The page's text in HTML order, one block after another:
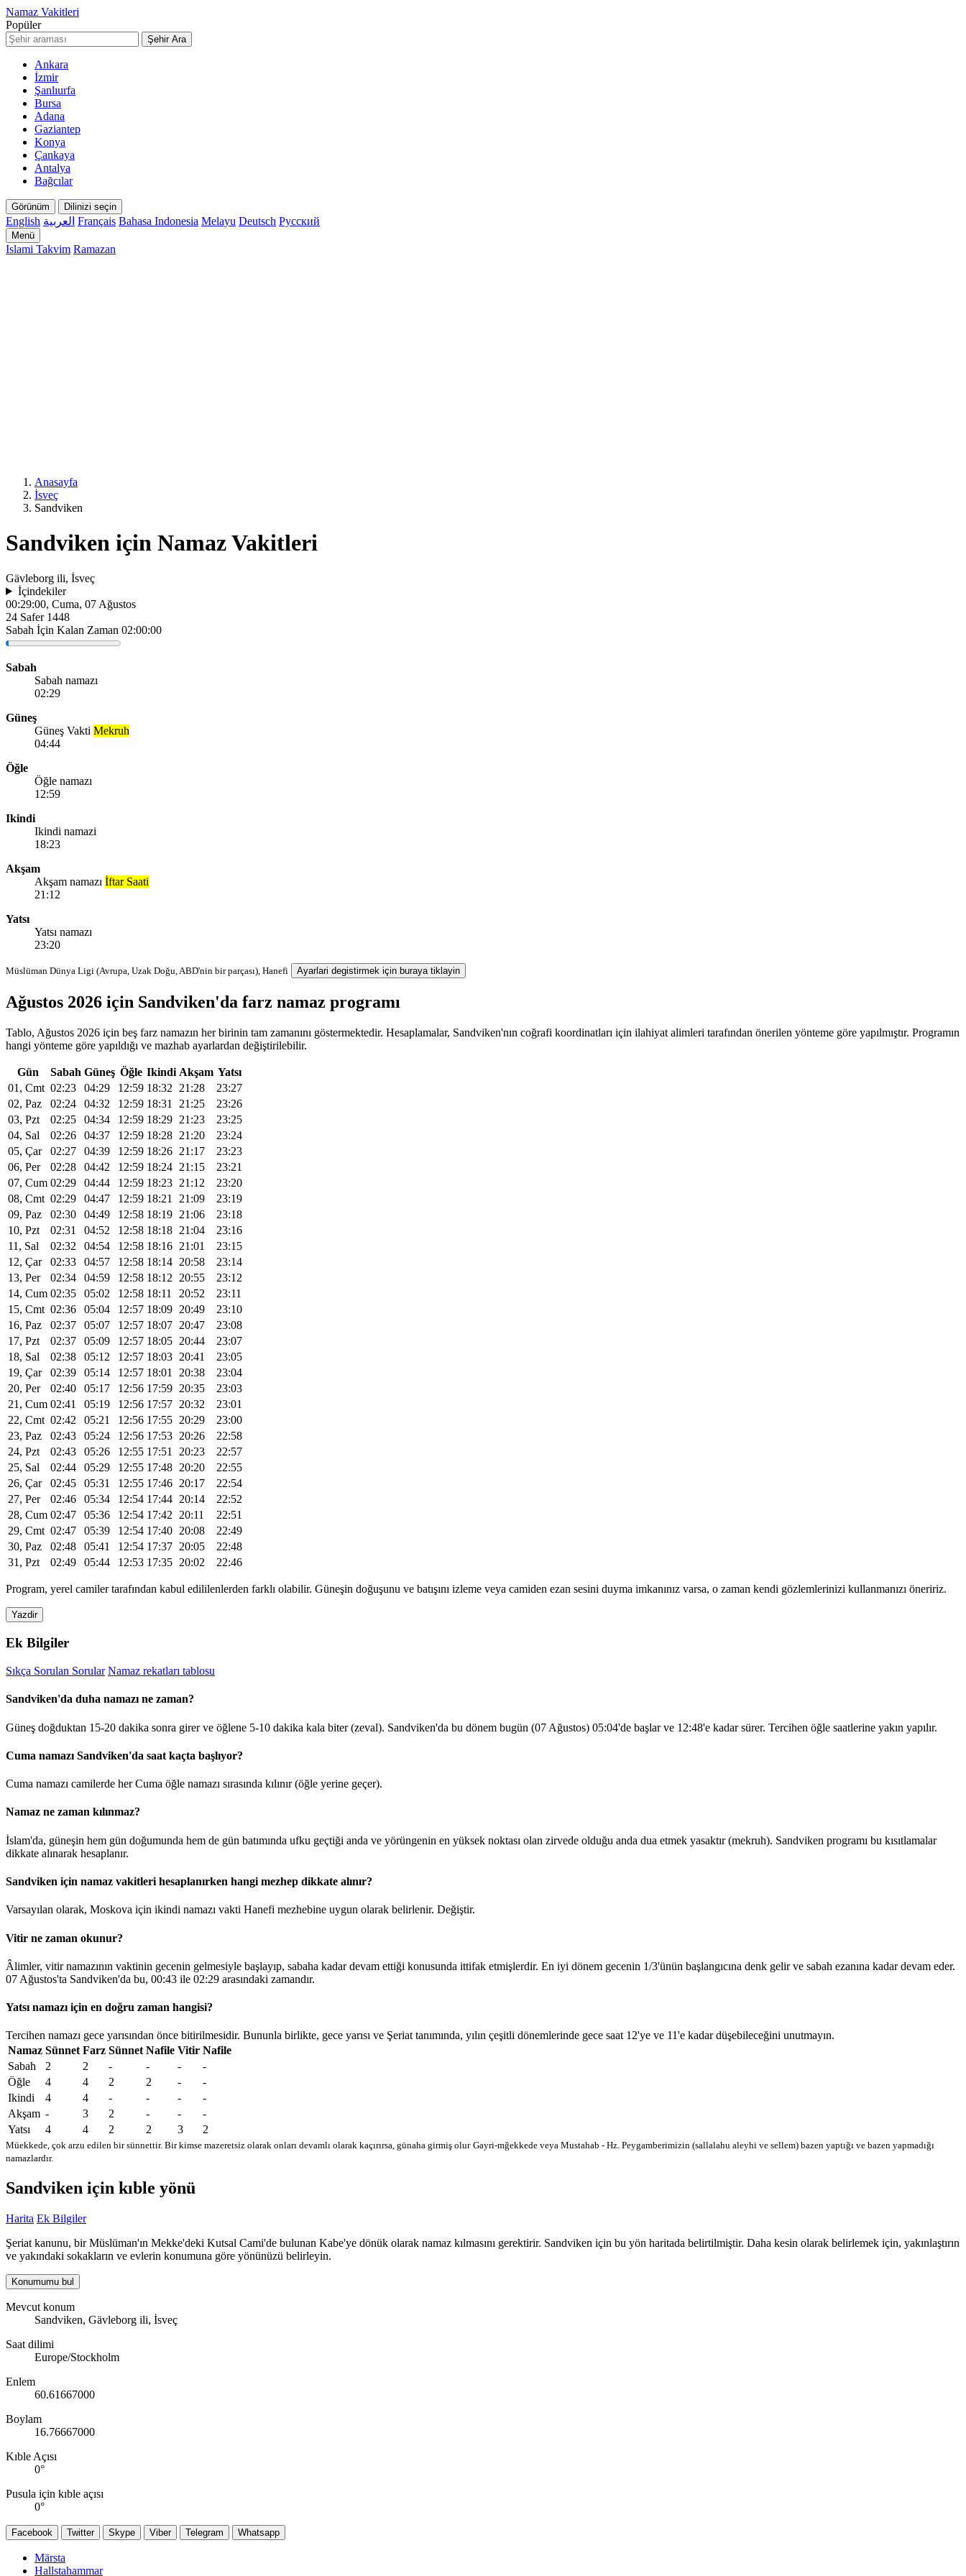
Namaz Vakitleri
Popüler
Şehir Ara
Ankara
İzmir
Şanlıurfa
Bursa
Adana
Gaziantep
Konya
Çankaya
Antalya
Bağcılar
Görünüm Dilinizi seçin
English العربية Français Bahasa Indonesia Melayu Deutsch Русский
Menü
Islami Takvim Ramazan
Anasayfa
İsveç
Sandviken
Sandviken için Namaz Vakitleri
Gävleborg ili, İsveç
İçindekiler
00:29:00, Cuma, 07 Ağustos
24 Safer 1448
Sabah İçin Kalan Zaman 02:00:00
Sabah
Sabah namazı
02:29
Güneş
Güneş Vakti Mekruh
04:44
Öğle
Öğle namazı
12:59
Ikindi
Ikindi namazi
18:23
Akşam
Akşam namazı İftar Saati
21:12
Yatsı
Yatsı namazı
23:20
Müslüman Dünya Ligi (Avrupa, Uzak Doğu, ABD'nin bir parçası), Hanefi Ayarlari degistirmek için buraya tiklayin
Ağustos 2026 için Sandviken'da farz namaz programı
Tablo, Ağustos 2026 için beş farz namazın her birinin tam zamanını göstermektedir. Hesaplamalar, Sandviken'nın coğrafi koordinatları için ilahiyat alimleri tarafından önerilen yönteme göre yapılmıştır. Programın
hangi yönteme göre yapıldığı ve mazhab ayarlardan değiştirilebilir.
Gün Sabah Güneş Öğle Ikindi Akşam Yatsı
01, Cmt 02:23 04:29 12:59 18:32 21:28
23:27
02, Paz
02:24 04:32 12:59 18:31 21:25
23:26
03, Pzt
02:25 04:34 12:59 18:29 21:23
23:25
04, Sal
02:26 04:37 12:59 18:28 21:20
23:24
05, Çar
02:27 04:39 12:59 18:26 21:17
23:23
06, Per
02:28 04:42 12:59 18:24 21:15
23:21
07, Cum 02:29 04:44 12:59 18:23 21:12
23:20
08, Cmt 02:29 04:47 12:59 18:21 21:09
23:19
09, Paz
02:30 04:49 12:58 18:19 21:06
23:18
10, Pzt
02:31 04:52 12:58 18:18 21:04
23:16
11, Sal
02:32 04:54 12:58 18:16 21:01
23:15
12, Çar
02:33 04:57 12:58 18:14 20:58
23:14
13, Per
02:34 04:59 12:58 18:12 20:55
23:12
14, Cum 02:35 05:02 12:58 18:11 20:52
23:11
15, Cmt 02:36 05:04 12:57 18:09 20:49
23:10
16, Paz
02:37 05:07 12:57 18:07 20:47
23:08
17, Pzt
02:37 05:09 12:57 18:05 20:44
23:07
18, Sal
02:38 05:12 12:57 18:03 20:41
23:05
19, Çar
02:39 05:14 12:57 18:01 20:38
23:04
20, Per
02:40 05:17 12:56 17:59 20:35
23:03
21, Cum 02:41 05:19 12:56 17:57 20:32
23:01
22, Cmt 02:42 05:21 12:56 17:55 20:29
23:00
23, Paz
02:43 05:24 12:56 17:53 20:26
22:58
24, Pzt
02:43 05:26 12:55 17:51 20:23
22:57
25, Sal
02:44 05:29 12:55 17:48 20:20
22:55
26, Çar
02:45 05:31 12:55 17:46 20:17
22:54
27, Per
02:46 05:34 12:54 17:44 20:14
22:52
28, Cum 02:47 05:36 12:54 17:42 20:11
22:51
29, Cmt 02:47 05:39 12:54 17:40 20:08
22:49
30, Paz
02:48 05:41 12:54 17:37 20:05
22:48
31, Pzt
02:49 05:44 12:53 17:35 20:02 22:46
Program, yerel camiler tarafından kabul edililenlerden farklı olabilir. Güneşin doğuşunu ve batışını izleme veya camiden ezan sesini duyma imkanınız varsa, o zaman kendi gözlemlerinizi kullanmanızı öneririz.
Yazdir
Ek Bilgiler
Sıkça Sorulan Sorular Namaz rekatları tablosu
Sandviken'da duha namazı ne zaman?
Güneş doğduktan 15-20 dakika sonra girer ve öğlene 5-10 dakika kala biter (zeval). Sandviken'da bu dönem bugün (07 Ağustos) 05:04'de başlar ve 12:48'e kadar sürer. Tercihen öğle saatlerine yakın yapılır.
Cuma namazı Sandviken'da saat kaçta başlıyor?
Cuma namazı camilerde her Cuma öğle namazı sırasında kılınır (öğle yerine geçer).
Namaz ne zaman kılınmaz?
İslam'da, güneşin hem gün doğumunda hem de gün batımında ufku geçtiği anda ve yörüngenin en yüksek noktası olan zirvede olduğu anda dua etmek yasaktır (mekruh). Sandviken programı bu kısıtlamalar
dikkate alınarak hesaplanır.
Sandviken için namaz vakitleri hesaplanırken hangi mezhep dikkate alınır?
Varsayılan olarak, Moskova için ikindi namazı vakti Hanefi mezhebine uygun olarak belirlenir. Değiştir.
Vitir ne zaman okunur?
Âlimler, vitir namazının vaktinin gecenin gelmesiyle başlayıp, sabaha kadar devam ettiği konusunda ittifak etmişlerdir. En iyi dönem gecenin 1/3'ünün başlangıcına denk gelir ve sabah ezanına kadar devam eder.
07 Ağustos'ta Sandviken'da bu, 00:43 ile 02:29 arasındaki zamandır.
Yatsı namazı için en doğru zaman hangisi?
Tercihen namazı gece yarısından önce bitirilmesidir. Bununla birlikte, gece yarısı ve Şeriat tanımında, yılın çeşitli dönemlerinde gece saat 12'ye ve 11'e kadar düşebileceğini unutmayın.
Namaz Sünnet Farz Sünnet Nafile Vitir Nafile
Sabah
2 2 - - -
-
Öğle
4 4 2 2 -
-
Ikindi
4 4 - - -
-
Akşam - 3 2 - -
-
Yatsı
4 4 2 2 3 2
Müekkede, çok arzu edilen bir sünnettir. Bir kimse mazeretsiz olarak onları devamlı olarak kaçırırsa, günaha girmiş olur Gayri-mğekkede veya Mustahab - Hz. Peygamberimizin (sallalahu aleyhi ve sellem) bazen yaptığı ve bazen yapmadığı
namazlardır.
Sandviken için kıble yönü
Harita Ek Bilgiler
Şeriat kanunu, bir Müslüman'ın Mekke'deki Kutsal Cami'de bulunan Kabe'ye dönük olarak namaz kılmasını gerektirir. Sandviken için bu yön haritada belirtilmiştir. Daha kesin olarak belirlemek için, yakınlaştırın
ve yakındaki sokakların ve evlerin konumuna göre yönünüzü belirleyin.
Konumumu bul
Mevcut konum
Sandviken, Gävleborg ili, İsveç
Saat dilimi
Europe/Stockholm
Enlem
60.61667000
Boylam
16.76667000
Kıble Açısı
0°
Pusula için kıble açısı
0°
Facebook Twitter Skype Viber Telegram Whatsapp
Märsta
Hallstahammar